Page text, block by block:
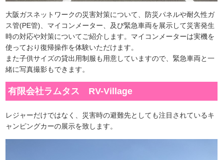
大阪ガスネットワークの災害対策について、防災パネルや耐久性ガ
ス管(PE管)、マイコンメーター、及び緊急車両を展示して災害発生
時の対応や対策についてご紹介します。マイコンメーターは実機を
使っており復帰操作を体験いただけます。
また子供サイズの貸出用制服も用意していますので、緊急車両と一
緒に写真撮影もできます。
有限会社ラムタス RV-Village
レジャーだけではなく、災害時の避難先としても注目されているキ
ャンピングカーの展示を致します。